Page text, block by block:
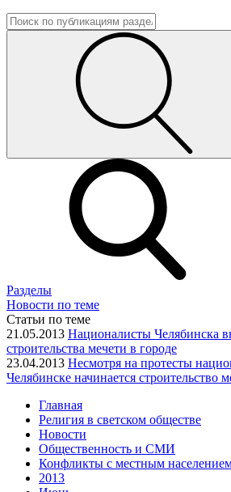
Разделы
Новости по теме
Статьи по теме
21.05.2013 Националисты Челябинска
строительства мечети в городе
23.04.2013 Несмотря на протесты
Челябинске начинается строительство
Главная
Религия в светском обществе
Новости
Общественность и СМИ
Конфликты с местным
2013